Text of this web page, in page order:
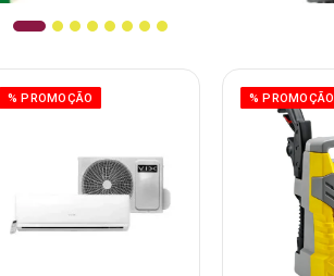
% PROMOÇÃO % PROMOÇÃO